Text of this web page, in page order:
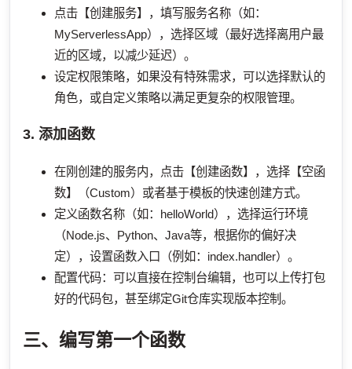
点击【创建服务】，填写服务名称（如：
MyServerlessApp），选择区域（最好选择离用户最
近的区域，以减少延迟）。
设定权限策略，如果没有特殊需求，可以选择默认的
角色，或自定义策略以满足更复杂的权限管理。
3. 添加函数
在刚创建的服务内，点击【创建函数】，选择【空函
数】（Custom）或者基于模板的快速创建方式。
定义函数名称（如：helloWorld），选择运行环境
（Node.js、Python、Java等，根据你的偏好决
定），设置函数入口（例如：index.handler）。
配置代码：可以直接在控制台编辑，也可以上传打包
好的代码包，甚至绑定Git仓库实现版本控制。
三、编写第一个函数